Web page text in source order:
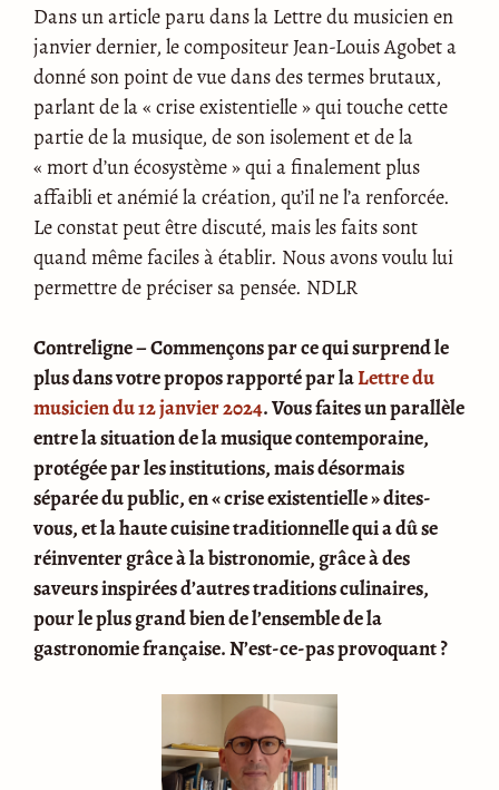
Dans un article paru dans la Lettre du musicien en
janvier dernier, le compositeur Jean-Louis Agobet a
donné son point de vue dans des termes brutaux,
parlant de la « crise existentielle » qui touche cette
partie de la musique, de son isolement et de la
« mort d’un écosystème » qui a finalement plus
affaibli et anémié la création, qu’il ne l’a renforcée.
Le constat peut être discuté, mais les faits sont
quand même faciles à établir. Nous avons voulu lui
permettre de préciser sa pensée. NDLR
Contreligne – Commençons par ce qui surprend le
plus dans votre propos rapporté par laLettre du
musicien du 12 janvier 2024. Vous faites un parallèle
entre la situation de la musique contemporaine,
protégée par les institutions, mais désormais
séparée du public, en « crise existentielle » dites-
vous, et la haute cuisine traditionnelle qui a dû se
réinventer grâce à la bistronomie, grâce à des
saveurs inspirées d’autres traditions culinaires,
pour le plus grand bien de l’ensemble de la
gastronomie française. N’est-ce-pas provoquant ?